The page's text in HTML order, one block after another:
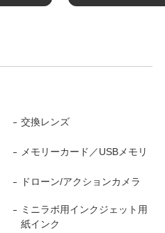
交換レンズ
メモリーカード／USBメモリ
ドローン/アクションカメラ
ミニラボ用インクジェット用
紙インク